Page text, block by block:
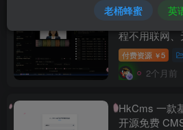
3秒极速克隆
程不用联网
自用这款离线
付费资源 ￥5
2个月前
HkCms 一款
开源免费
老桶蜂蜜 英